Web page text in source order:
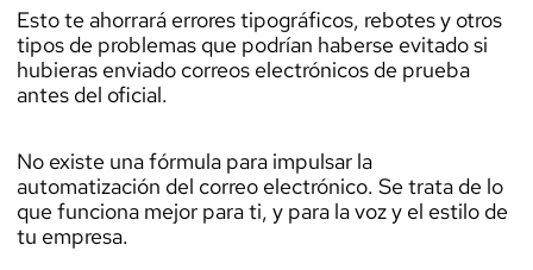
Esto te ahorrará errores tipográficos, rebotes y otros
tipos de problemas que podrían haberse evitado si
hubieras enviado correos electrónicos de prueba
antes del oficial.
No existe una fórmula para impulsar la
automatización del correo electrónico. Se trata de lo
que funciona mejor para ti, y para la voz y el estilo de
tu empresa.